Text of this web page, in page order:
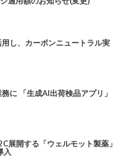
し、カーボンニュートラル実
に 「生成AI出荷検品アプリ」
展開する「ウェルモット製薬」
入